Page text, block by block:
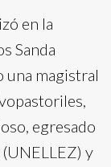
en la
Sanda
una magistral
egresado
y